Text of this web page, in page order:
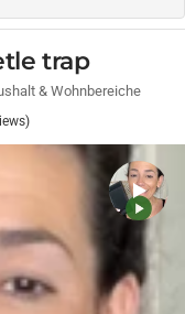
trap
& Wohnbereiche